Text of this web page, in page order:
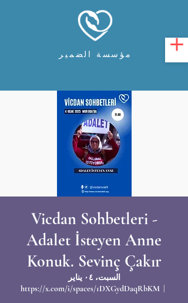
مؤسسة الضمير
Vicdan Sohbetleri -
Adalet İsteyen Anne
Konuk. Sevinç Çakır
السبت، ٠٤ يناير
https://x.com/i/spaces/1DXGydDaqRbKM